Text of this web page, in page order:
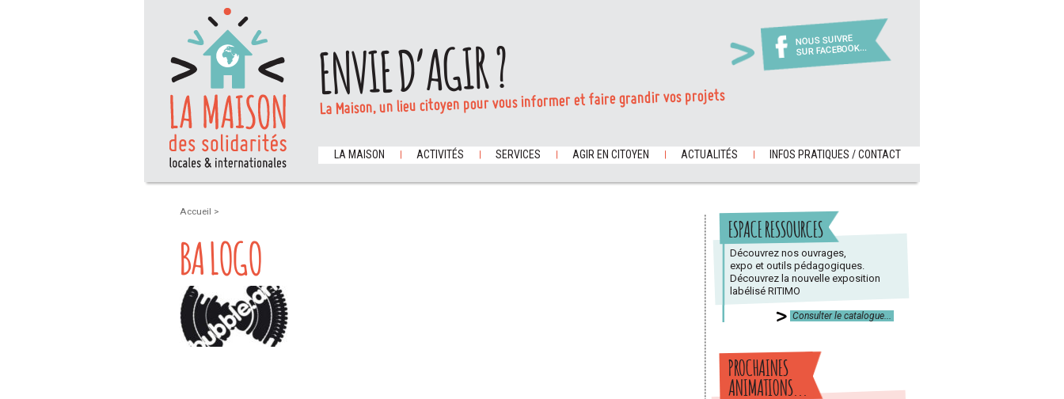
NOUS SUIVRE
SUR FACEBOOK...
ENVIE D’AGIR ?
La Maison, un lieu citoyen pour vous informer et faire grandir vos projets
LA MAISON ACTIVITÉS SERVICES AGIR EN CITOYEN ACTUALITÉS INFOS PRATIQUES / CONTACT
Accueil >
BA LOGO
ESPACE RESSOURCES
Découvrez nos ouvrages,
expo et outils pédagogiques.
Découvrez la nouvelle exposition
labélisé RITIMO
Consulter le catalogue...
PROCHAINES
ANIMATIONS...